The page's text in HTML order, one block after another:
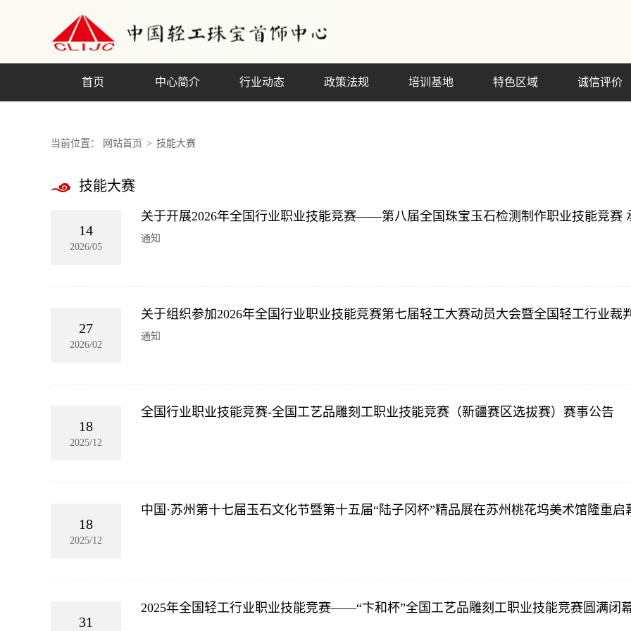
首页 中心简介 行业动态 政策法规 培训基地 特色区域 诚信评价
当前位置： 网站首页 > 技能大赛
技能大赛
14
2026/05
关于开展2026年全国行业职业技能竞赛——第八届全国珠宝玉石检测制作职业技能竞赛
通知
27
2026/02
关于组织参加2026年全国行业职业技能竞赛第七届轻工大赛动员大会暨全国轻工行业裁
通知
18
2025/12
全国行业职业技能竞赛-全国工艺品雕刻工职业技能竞赛（新疆赛区选拔赛）赛事公告
18
2025/12
中国·苏州第十七届玉石文化节暨第十五届“陆子冈杯”精品展在苏州桃花坞美术馆隆重启
31
2025年全国轻工行业职业技能竞赛——“卞和杯”全国工艺品雕刻工职业技能竞赛圆满闭